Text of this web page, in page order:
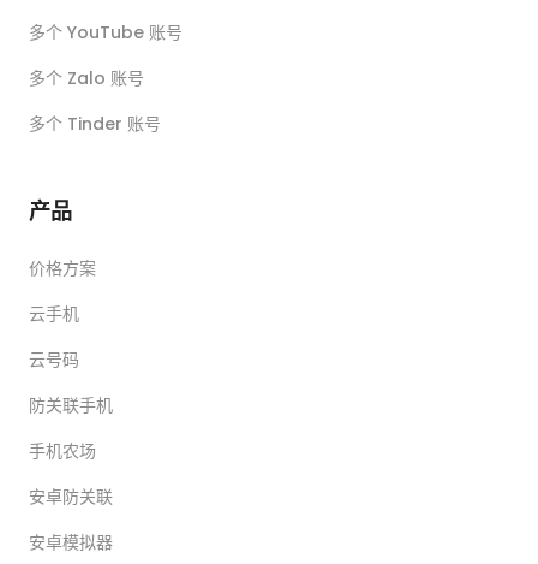
多个 YouTube 账号
多个 Zalo 账号
多个 Tinder 账号
产品
价格方案
云手机
云号码
防关联手机
手机农场
安卓防关联
安卓模拟器